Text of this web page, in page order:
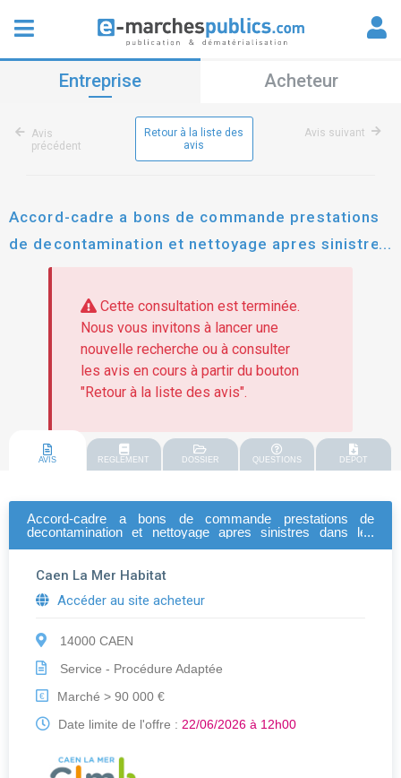
Entreprise Acheteur
Avis
précédent
Retour à la liste des
avis
Avis suivant
Accord-cadre a bons de commande prestations
de decontamination et nettoyage apres sinistres
dans les logements et les parties communes sur
l'ensemble du patrimoine de caen la mer habitat
Cette consultation est terminée.
Nous vous invitons à lancer une
nouvelle recherche ou à consulter
les avis en cours à partir du bouton
"Retour à la liste des avis".
AVIS REGLEMENT DOSSIER QUESTIONS DEPOT
Accord-cadre a bons de commande prestations de
decontamination et nettoyage apres sinistres dans les
Caen La Mer Habitat
Accéder au site acheteur
14000 CAEN
Service - Procédure Adaptée
€
Marché > 90 000 €
Date limite de l'offre : 22/06/2026 à 12h00